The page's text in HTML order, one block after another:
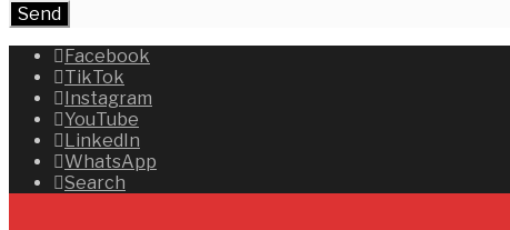
Facebook
TikTok
Instagram
YouTube
LinkedIn
WhatsApp
Search